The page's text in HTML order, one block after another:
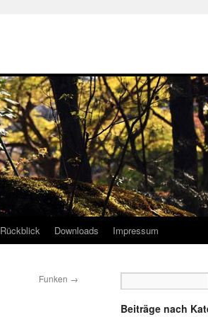
Rückblick Downloads Impressum
Funken →
Beiträge nach